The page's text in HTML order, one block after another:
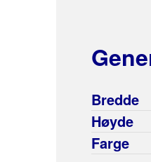
Bredde
Høyde
Farge